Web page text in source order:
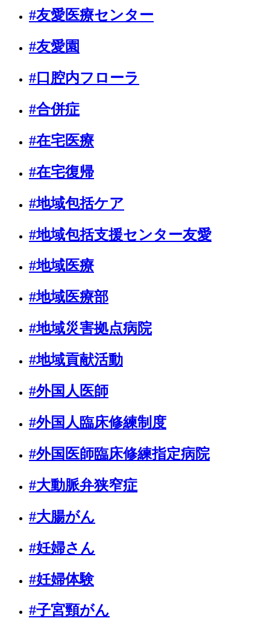
#友愛医療センター
#友愛園
#口腔内フローラ
#合併症
#在宅医療
#在宅復帰
#地域包括ケア
#地域包括支援センター友愛
#地域医療
#地域医療部
#地域災害拠点病院
#地域貢献活動
#外国人医師
#外国人臨床修練制度
#外国医師臨床修練指定病院
#大動脈弁狭窄症
#大腸がん
#妊婦さん
#妊婦体験
#子宮頸がん